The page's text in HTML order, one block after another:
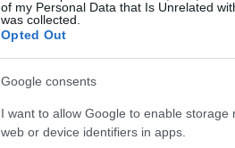
of my Personal Data that Is Unrelated
was collected.
Opted Out
Google consents
I want to allow Google to enable
web or device identifiers in apps.